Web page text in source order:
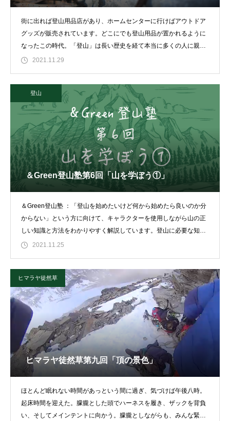
街に出れば登山用品店があり、ホームセンターに行けばアウトドア
グッズが販売されています。どこにでも登山用品が置かれるように
なったこの時代。「登山」は長い歴史を経て本当に多くの人に親し
まれるレジャーとなり
2021.11.29
登山
＆Green登山塾第6回「山を学ぼう①」
＆Green登山塾 ：「登山を始めたいけど何から始めたら良いのか分
からない」という方に向けて、キャラクターを使用しながら山の正
しい知識と方法をわかりやすく解説しています。登山に必要な知識
を理解して
2021.11.25
ヒマラヤ徒然草
ヒマラヤ徒然草第九回「頂の景色」
ほとんど眠れない時間があっという間に過ぎ、気づけば午後八時。
起床時間を迎えた。朦朧とした頭でハーネスを履き、ザックを背負
い、そしてメインテントに向かう。朦朧としながらも、みんな緊張